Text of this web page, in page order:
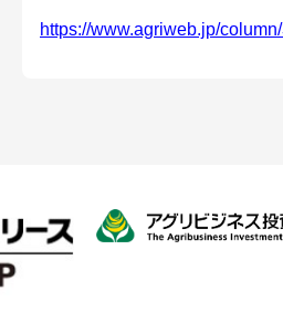
農業一問一答
https://www.agriweb.jp/